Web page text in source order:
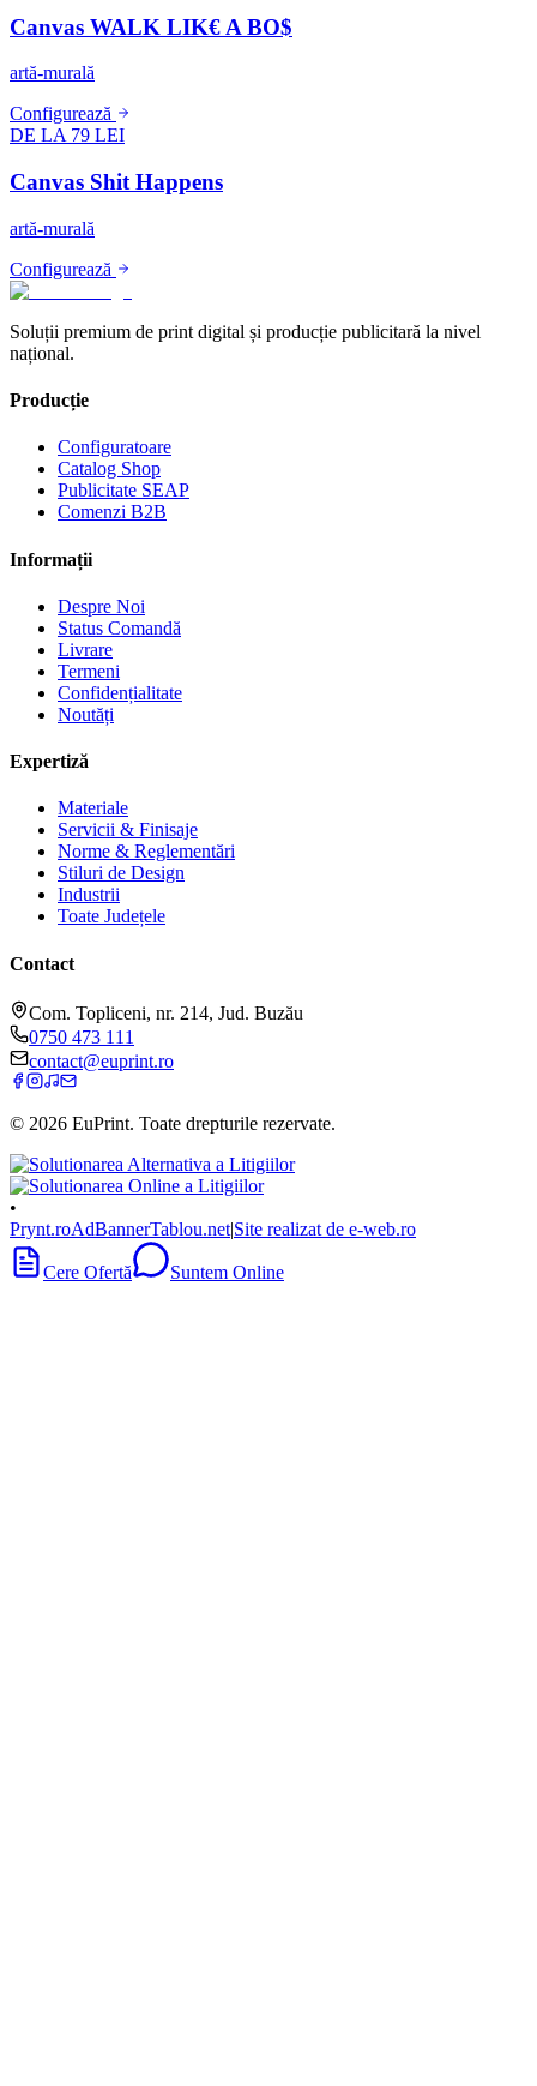
Canvas WALK LIK€ A BO$
artă-murală
Configurează
DE LA 79 LEI
Canvas Shit Happens
artă-murală
Configurează
Soluții premium de print digital și producție publicitară la nivel
național.
Producție
Configuratoare
Catalog Shop
Publicitate SEAP
Comenzi B2B
Informații
Despre Noi
Status Comandă
Livrare
Termeni
Confidențialitate
Noutăți
Expertiză
Materiale
Servicii & Finisaje
Norme & Reglementări
Stiluri de Design
Industrii
Toate Județele
Contact
Com. Topliceni, nr. 214, Jud. Buzău
0750 473 111
contact@euprint.ro
© 2026 EuPrint. Toate drepturile rezervate.
•
Prynt.roAdBannerTablou.net|Site realizat de e-web.ro
Cere Ofertă Suntem Online